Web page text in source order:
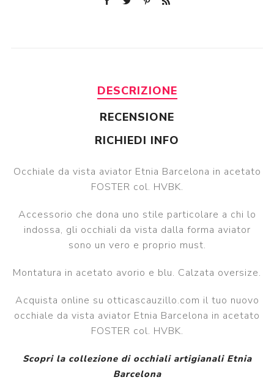
DESCRIZIONE
RECENSIONE
RICHIEDI INFO
Occhiale da vista aviator Etnia Barcelona in acetato
FOSTER col. HVBK.
Accessorio che dona uno stile particolare a chi lo
indossa, gli occhiali da vista dalla forma aviator
sono un vero e proprio must.
Montatura in acetato avorio e blu. Calzata oversize.
Acquista online su otticascauzillo.com il tuo nuovo
occhiale da vista aviator Etnia Barcelona in acetato
FOSTER col. HVBK.
Scopri la collezione di occhiali artigianali Etnia
Barcelona